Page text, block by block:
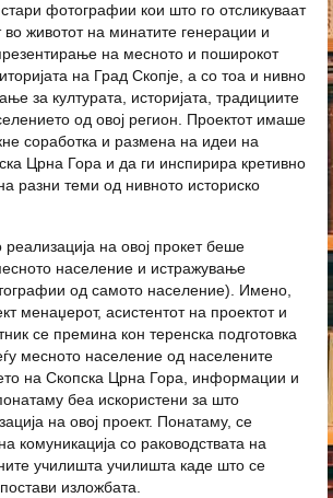
фотографии кои што го отсликуваат
животот на минатите генерации и
на месното и поширокот
на Град Скопје, а со тоа и нивно
за културата, историјата, традициите
од овој регион. Проектот имаше
соработка и размена на идеи на
Црна Гора и да ги инспирира кретивно
разни теми од нивното историско
реализација на овој прокет беше
население и истражување
од самото население). Имено,
менаџерот, асистентот на проектот и
се премина кон теренска подготовка
месното население од населените
на Скопска Црна Гора, информации и
беа искористени за што
на овој проект. Понатаму, се
комуникација со раководствата на
училишта училишта каде што се
изложбата.